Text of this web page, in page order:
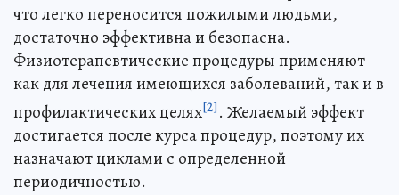
что легко переносится пожилыми людьми,
достаточно эффективна и безопасна.
Физиотерапевтические процедуры применяют
как для лечения имеющихся заболеваний, так и в
профилактических целях[2]. Желаемый эффект
достигается после курса процедур, поэтому их
назначают циклами с определенной
периодичностью.